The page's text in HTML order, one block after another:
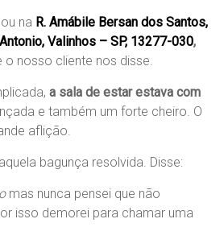
na R. Amábile Bersan dos Santos,
Valinhos – SP, 13277-030,
nosso cliente nos disse.
a sala de estar estava com
e também um forte cheiro. O
aflição.
bagunça resolvida. Disse:
mas nunca pensei que não
isso demorei para chamar uma